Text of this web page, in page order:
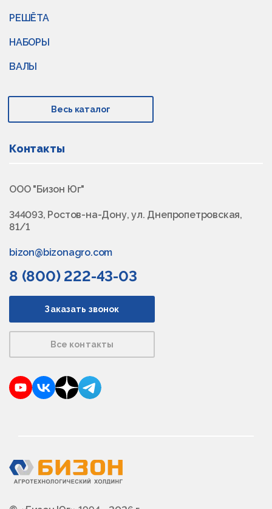
РЕШЁТА
НАБОРЫ
ВАЛЫ
Весь каталог
Контакты
ООО "Бизон Юг"
344093, Ростов-на-Дону, ул. Днепропетровская,
81/1
bizon@bizonagro.com
8 (800) 222-43-03
Заказать звонок
Все контакты
YouTubeVKontakte
DzenTelegram